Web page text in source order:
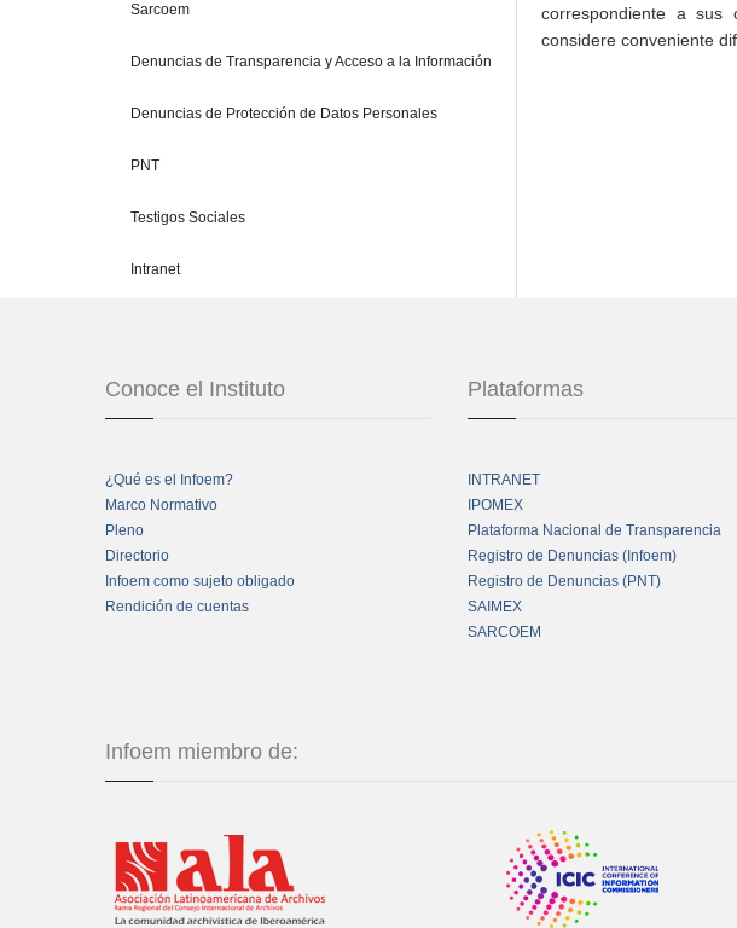
Sarcoem
Denuncias de Transparencia y Acceso a la Información
Denuncias de Protección de Datos Personales
PNT
Testigos Sociales
Intranet
correspondiente a sus
considere conveniente
Conoce el Instituto
¿Qué es el Infoem?
Marco Normativo
Pleno
Directorio
Infoem como sujeto obligado
Rendición de cuentas
Plataformas
INTRANET
IPOMEX
Plataforma Nacional de Transparencia
Registro de Denuncias (Infoem)
Registro de Denuncias (PNT)
SAIMEX
SARCOEM
Infoem miembro de: